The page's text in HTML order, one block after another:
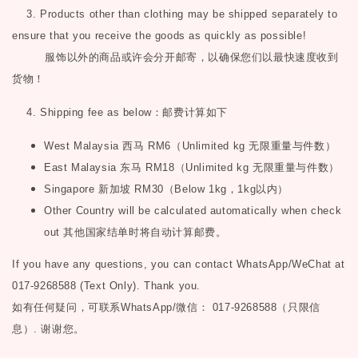
3. Products other than clothing may be shipped separately to
ensure that you receive the goods as quickly as possible!
服饰以外的商品或许会分开邮寄，以确保您们以最快速度收到
货物！
4. Shipping fee as below：邮费计算如下
West Malaysia西马 RM6 （ Unlimited kg无限重量与件数）
East Malaysia 东马 RM18 （ Unlimited kg无限重量与件数）
Singapore 新加坡 RM30 （ Below 1kg ， 1kg以内）
Other Country will be calculated automatically when check
out其他国家结单时将自动计算邮费。
If you have any questions, you can contact WhatsApp/WeChat at
017-9268588 (Text Only). Thank you.
如有任何疑问，可联系WhatsApp/微信： 017-9268588（只限信
息）.谢谢您。